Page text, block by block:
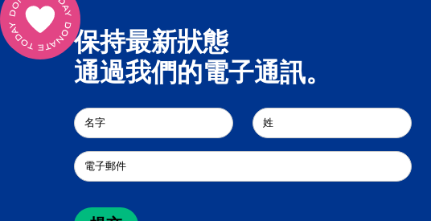
保持最新狀態
通過我們的電子通訊。